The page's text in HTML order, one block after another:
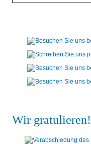
Wir gratulieren!